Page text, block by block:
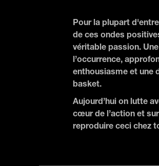
Pour la plupart
de ces ondes
véritable passion.
l’occurrence,
enthousiasme et une
basket.
Aujourd’hui on lutte
cœur de l’action et
reproduire ceci chez